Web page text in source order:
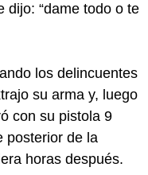
dijo: “dame todo o te
los delincuentes
su arma y, luego
con su pistola 9
posterior de la
horas después.